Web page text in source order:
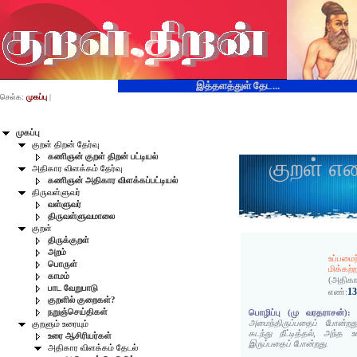
இத்தளத்துள் தேட...
முகப்பு
குறள் திறன் தேர்வு
கணிஞன் குறள் திறன் பட்டியல்
அதிகார விளக்கம் தேர்வு
கணிஞன் அதிகார விளக்கப்பட்டியல்
திருவள்ளுவர்
வள்ளுவர்
திருவள்ளுவமாலை
குறள்
திருக்குறள்
அறம்
பொருள்
காமம்
பாட வேறுபாடு
குறளில் குறைகள்?
நறுஞ்செய்திகள்
குறளும் உரையும்
உரை ஆசிரியர்கள்
அதிகார விளக்கம் தேடல்
செல்க: முகப்பு |
குறள்
உப்பமைந்
எண்:
பொழிப்பு (மு வரதராசன்):
அமைந்திருப்பதைப்
கடந்து நீட்டித்தல், அந்த
இருப்பதைப் போன்றது.